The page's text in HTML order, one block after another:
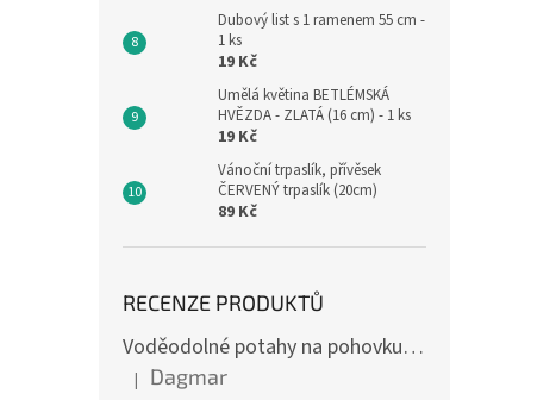
Dubový list s 1 ramenem 55 cm -
1 ks
19 Kč
Umělá květina BETLÉMSKÁ
HVĚZDA - ZLATÁ (16 cm) - 1 ks
19 Kč
Vánoční trpaslík, přívěsek
ČERVENÝ trpaslík (20cm)
89 Kč
RECENZE PRODUKTŮ
Voděodolné potahy na pohovku se vzorem
Hodnocení produktu je 4 z 5 hvězdiček.
| Dagmar